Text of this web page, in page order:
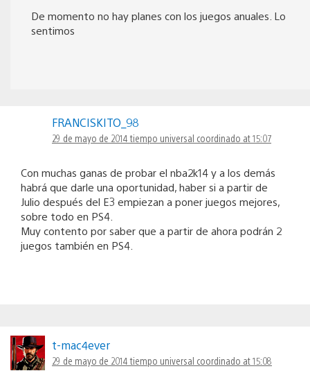
De momento no hay planes con los juegos anuales. Lo
sentimos
FRANCISKITO_98
29 de mayo de 2014 tiempo universal coordinado at 15:07
Con muchas ganas de probar el nba2k14 y a los demás
habrá que darle una oportunidad, haber si a partir de
Julio después del E3 empiezan a poner juegos mejores,
sobre todo en PS4.
Muy contento por saber que a partir de ahora podrán 2
juegos también en PS4.
t-mac4ever
29 de mayo de 2014 tiempo universal coordinado at 15:08